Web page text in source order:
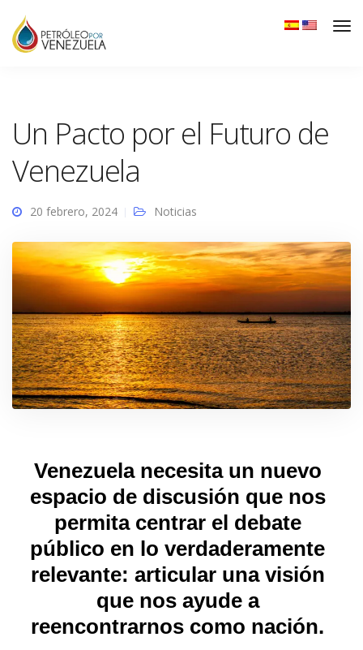
Un Pacto por el Futuro de
Venezuela
20 febrero, 2024 Noticias
Venezuela necesita un nuevo
espacio de discusión que nos
permita centrar el debate
público en lo verdaderamente
relevante: articular una visión
que nos ayude a
reencontrarnos como nación.